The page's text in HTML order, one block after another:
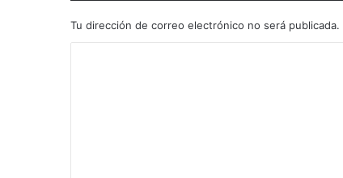
Tu dirección de correo electrónico no será publicada.